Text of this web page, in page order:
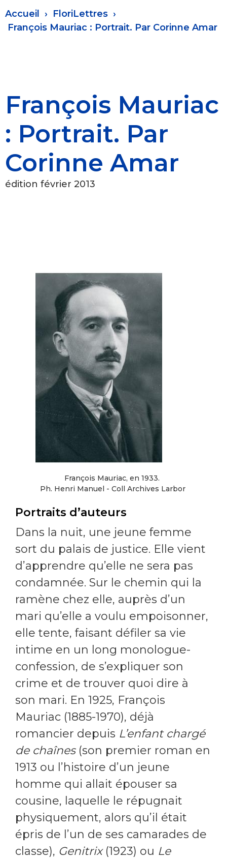
Fil
d'Ariane
Accueil
FloriLettres
François Mauriac : Portrait. Par Corinne Amar
François Mauriac
: Portrait. Par
Corinne Amar
édition février 2013
Portraits d’auteurs
Dans la nuit, une jeune femme
sort du palais de justice. Elle vient
d’apprendre qu’elle ne sera pas
condamnée. Sur le chemin qui la
ramène chez elle, auprès d’un
mari qu’elle a voulu empoisonner,
elle tente, faisant défiler sa vie
intime en un long monologue-
confession, de s’expliquer son
crime et de trouver quoi dire à
son mari. En 1925, François
Mauriac (1885-1970), déjà
romancier depuis L’enfant chargé
de chaînes(son premier roman en
1913 ou l’histoire d’un jeune
homme qui allait épouser sa
cousine, laquelle le répugnait
physiquement, alors qu’il était
épris de l’un de ses camarades de
classe), Genitrix(1923) ou Le
François Mauriac, en 1933.
Ph. Henri Manuel - Coll Archives Larbor